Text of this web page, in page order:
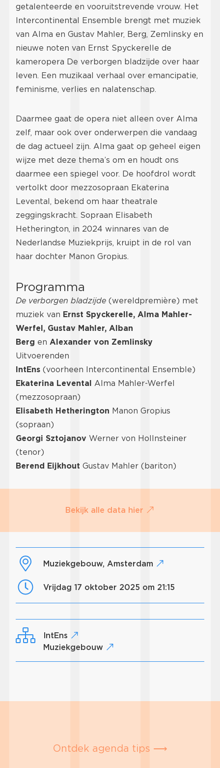
getalenteerde en vooruitstrevende vrouw. Het
Intercontinental Ensemble brengt met muziek
van Alma en Gustav Mahler, Berg, Zemlinsky en
nieuwe noten van Ernst Spyckerelle de
kameropera De verborgen bladzijde over haar
leven. Een muzikaal verhaal over emancipatie,
feminisme, verlies en nalatenschap.
Daarmee gaat de opera niet alleen over Alma
zelf, maar ook over onderwerpen die vandaag
de dag actueel zijn. Alma gaat op geheel eigen
wijze met deze thema’s om en houdt ons
daarmee een spiegel voor. De hoofdrol wordt
vertolkt door mezzosopraan Ekaterina
Levental, bekend om haar theatrale
zeggingskracht. Sopraan Elisabeth
Hetherington, in 2024 winnares van de
Nederlandse Muziekprijs, kruipt in de rol van
haar dochter Manon Gropius.
Programma
De verborgen bladzijde (wereldpremière) met
muziek van Ernst Spyckerelle, Alma Mahler-
Werfel, Gustav Mahler, Alban
Berg en Alexander von Zemlinsky
Uitvoerenden
IntEns (voorheen Intercontinental Ensemble)
Ekaterina Levental Alma Mahler-Werfel
(mezzosopraan)
Elisabeth Hetherington Manon Gropius
(sopraan)
Georgi Sztojanov Werner von Hollnsteiner
(tenor)
Berend Eijkhout Gustav Mahler (bariton)
Bekijk alle data hier
Muziekgebouw, Amsterdam
vrijdag 17 oktober 2025 om 21:15
IntEns
Muziekgebouw
Ontdek agenda tips ⟶